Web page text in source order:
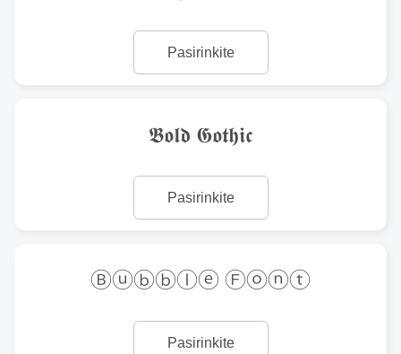
Pasirinkite
𝕭𝖔𝖑𝖉 𝕲𝖔𝖙𝖍𝖎𝖈
Pasirinkite
Ⓑⓤⓑⓑⓛⓔ Ⓕⓞⓝⓣ
Pasirinkite